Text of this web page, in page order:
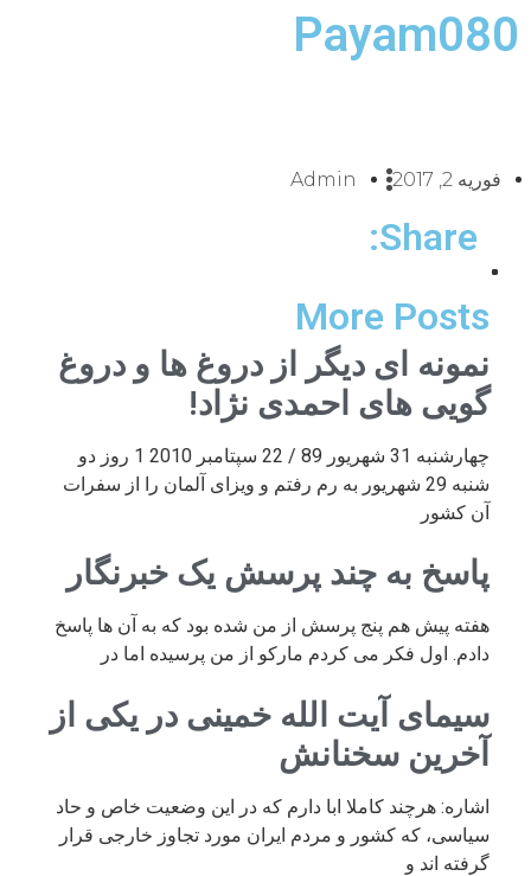
Payam080
فوریه 2, 2017 Admin
Share:
More Posts
نمونه ای دیگر از دروغ ها و دروغ
گویی های احمدی نژاد!
چهارشنبه 31 شهریور 89 / 22 سپتامبر 2010 1 روز دو
شنبه 29 شهریور به رم رفتم و ویزای آلمان را از سفرات
آن کشور
پاسخ به چند پرسش یک خبرنگار
هفته پیش هم پنج پرسش از من شده بود که به آن ها پاسخ
دادم. اول فکر می کردم مارکو از من پرسیده اما در
سیمای آیت الله خمینی در یکی از
آخرین سخنانش
اشاره: هرچند کاملا ابا دارم که در این وضعیت خاص و حاد
سیاسی، که کشور و مردم ایران مورد تجاوز خارجی قرار
گرفته اند و